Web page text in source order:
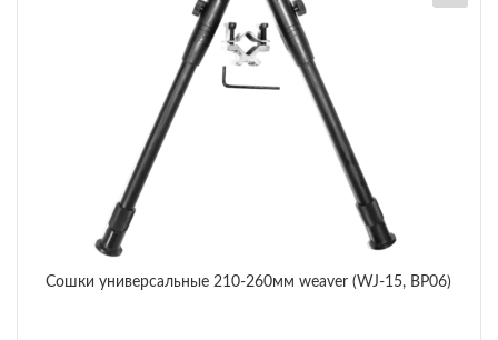
Сошки универсальные 210-260мм weaver (WJ-15, BP06)